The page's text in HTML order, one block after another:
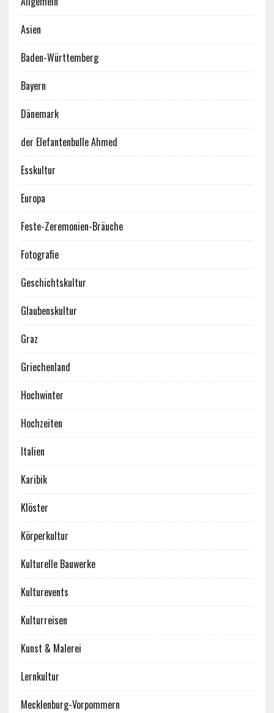
Asien
Baden-Württemberg
Bayern
Dänemark
der Elefantenbulle Ahmed
Esskultur
Europa
Feste-Zeremonien-Bräuche
Fotografie
Geschichtskultur
Glaubenskultur
Graz
Griechenland
Hochwinter
Hochzeiten
Italien
Karibik
Klöster
Körperkultur
Kulturelle Bauwerke
Kulturevents
Kulturreisen
Kunst & Malerei
Lernkultur
Mecklenburg-Vorpommern